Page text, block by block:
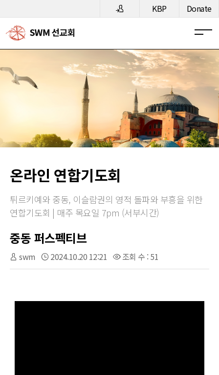
메뉴 건너뛰기 KBP Donate
온라인 연합기도회
튀르키예와 중동, 이슬람권의 영적 돌파와 부흥을 위한
연합기도회 | 매주 목요일 7pm (서부시간)
중동 퍼스펙티브
swm 2024.10.20 12:21 조회 수 : 51